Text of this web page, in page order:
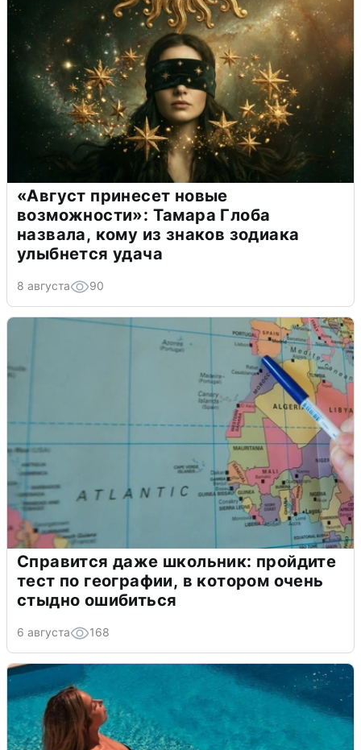
«Август принесет новые
возможности»: Тамара Глоба
назвала, кому из знаков зодиака
улыбнется удача
8 августа 90
Справится даже школьник: пройдите
тест по географии, в котором очень
стыдно ошибиться
6 августа 168